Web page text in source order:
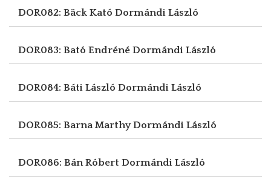
DOR082: Bäck Kató Dormándi László
DOR083: Bató Endréné Dormándi László
DOR084: Báti László Dormándi László
DOR085: Barna MarthyDormándi László
DOR086: Bán Róbert Dormándi László